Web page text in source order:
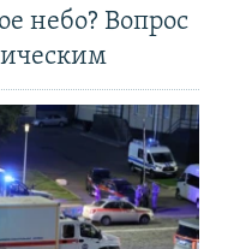
небо? Вопрос